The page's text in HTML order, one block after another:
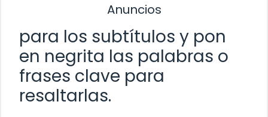
Anuncios
para los subtítulos y pon
en negrita las palabras o
frases clave para
resaltarlas.